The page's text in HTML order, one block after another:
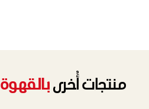
منتجات أُخرىبالقهوة